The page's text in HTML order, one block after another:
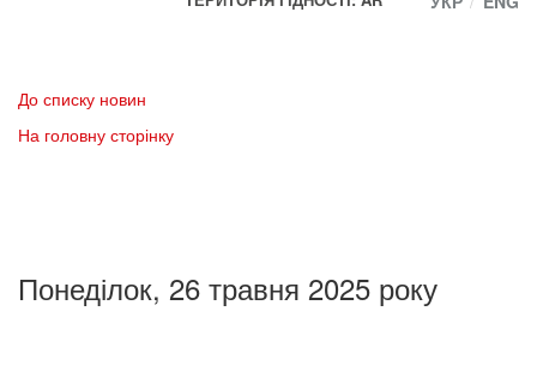
До списку новин
На головну сторінку
Понеділок, 26 травня 2025 року